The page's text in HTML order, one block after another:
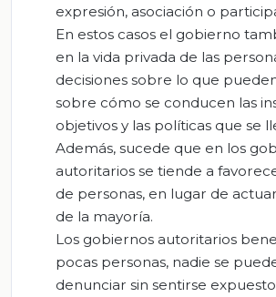
expresión, asociación o
En estos casos el gobierno
en la vida privada de las
decisiones sobre lo que
sobre cómo se conducen las
objetivos y las políticas que se
Además, sucede que en los
autoritarios se tiende a
de personas, en lugar de
de la mayoría.
Los gobiernos autoritarios
pocas personas, nadie se
denunciar sin sentirse